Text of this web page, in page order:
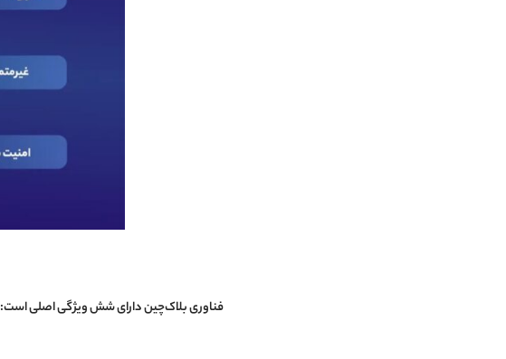
فناوری بلاک‌چین دارای شش ویژگی اصلی است: